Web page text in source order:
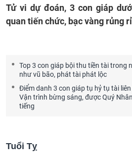
Tử vi dự đoán, 3 con giáp
quan tiến chức, bạc vàng rủng
Top 3 con giáp bội thu tiền tài trong
như vũ bão, phát tài phát lộc
Điểm danh 3 con giáp tụ hỷ tụ tài liên
Vận trình bừng sáng, được Quý
tiếng
Tuổi Tỵ